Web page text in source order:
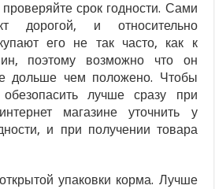
срок годности. Сами
дорогой, и относительно
его не так часто, как к
поэтому возможно что он
дольше чем положено. Чтобы
лучше сразу при
магазине уточнить у
и при получении товара
упаковки корма. Лучше